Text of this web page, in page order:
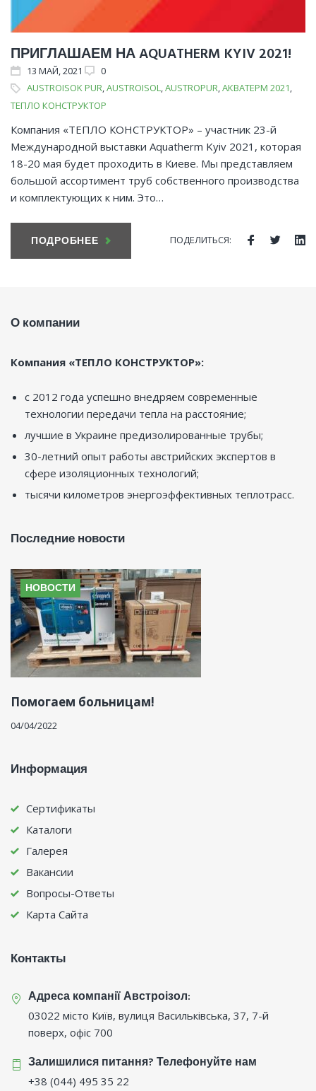
ПРИГЛАШАЕМ НА AQUATHERM KYIV 2021!
13 МАЙ , 2021
0
AUSTROISOK PUR,AUSTROISOL,AUSTROPUR,АКВАТЕРМ 2021,
ТЕПЛО КОНСТРУКТОР
Компания «ТЕПЛО КОНСТРУКТОР» – участник 23-й
Международной выставки Aquatherm Kyiv 2021, которая
18-20 мая будет проходить в Киеве. Мы представляем
большой ассортимент труб собственного производства
и комплектующих к ним. Это…
ПОДРОБНЕЕ ПОДЕЛИТЬСЯ: FacebookTwitter
О компании
Компания «ТЕПЛО КОНСТРУКТОР»:
с 2012 года успешно внедряем современные
технологии передачи тепла на расстояние;
лучшие в Украине предизолированные трубы;
30-летний опыт работы австрийских экспертов в
сфере изоляционных технологий;
тысячи километров энергоэффективных теплотрасс.
Последние новости
НОВОСТИ
Помогаем больницам!
04/04/2022
Информация
Сертификаты
Каталоги
Галерея
Вакансии
Вопросы-Ответы
Карта Сайта
Контакты
Адреса компанії Австроізол:
03022 місто Київ, вулиця Васильківська, 37, 7-й
поверх, офіс 700
Залишилися питання? Телефонуйте нам
+38 (044) 495 35 22